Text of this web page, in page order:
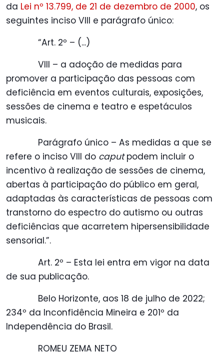
da Lei nº 13.799, de 21 de dezembro de 2000, os
seguintes inciso VIII e parágrafo único:
“Art. 2º – (...)
VIII – a adoção de medidas para
promover a participação das pessoas com
deficiência em eventos culturais, exposições,
sessões de cinema e teatro e espetáculos
musicais.
Parágrafo único – As medidas a que se
refere o inciso VIII do caputpodem incluir o
incentivo à realização de sessões de cinema,
abertas à participação do público em geral,
adaptadas às características de pessoas com
transtorno do espectro do autismo ou outras
deficiências que acarretem hipersensibilidade
sensorial.”.
Art. 2º – Esta lei entra em vigor na data
de sua publicação.
Belo Horizonte, aos 18 de julho de 2022;
234º da Inconfidência Mineira e 201º da
Independência do Brasil.
ROMEU ZEMA NETO